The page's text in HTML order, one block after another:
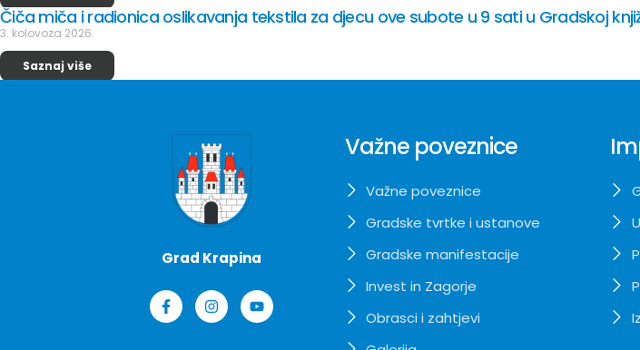
Čiča miča i radionica oslikavanja tekstila za djecu ove subote u 9 sati u Gradskoj
3. kolovoza 2026.
Saznaj više
Grad Krapina
Važne poveznice
Važne poveznice
Gradske tvrtke i ustanove
Gradske manifestacije
Invest in Zagorje
Obrasci i zahtjevi